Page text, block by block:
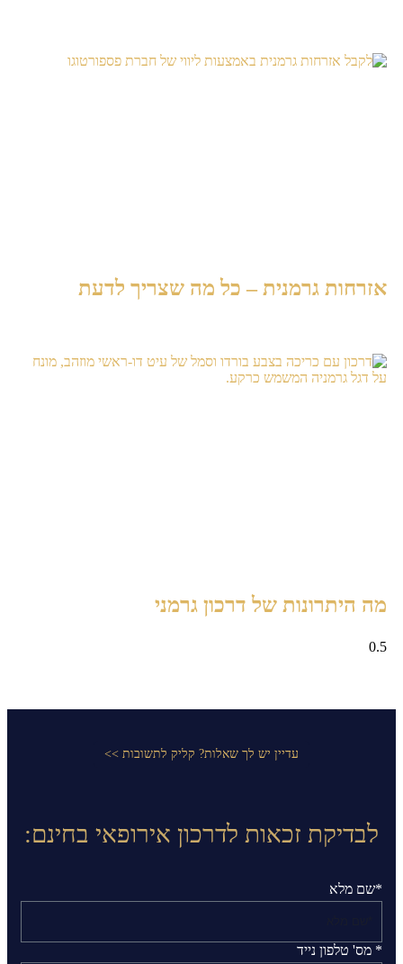
אזרחות גרמנית​ – כל מה שצריך לדעת
מה היתרונות של דרכון גרמני
עדיין יש לך שאלות? קליק לתשובות >>
לבדיקת זכאות לדרכון אירופאי בחינם:
*שם מלא
* מס' טלפון נייד